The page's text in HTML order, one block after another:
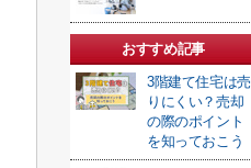
おすすめ記事
3階建て住宅は売
りにくい？売却
の際のポイント
を知っておこう